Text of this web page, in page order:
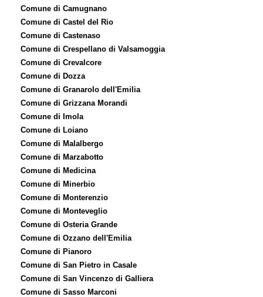
Comune di Camugnano
Comune di Castel del Rio
Comune di Castenaso
Comune di Crespellano di Valsamoggia
Comune di Crevalcore
Comune di Dozza
Comune di Granarolo dell'Emilia
Comune di Grizzana Morandi
Comune di Imola
Comune di Loiano
Comune di Malalbergo
Comune di Marzabotto
Comune di Medicina
Comune di Minerbio
Comune di Monterenzio
Comune di Monteveglio
Comune di Osteria Grande
Comune di Ozzano dell'Emilia
Comune di Pianoro
Comune di San Pietro in Casale
Comune di San Vincenzo di Galliera
Comune di Sasso Marconi